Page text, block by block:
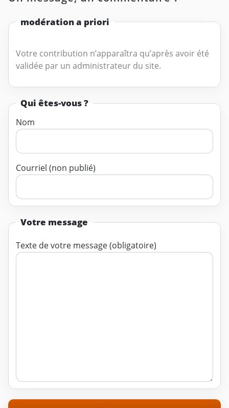
modération a priori
Votre contribution n’apparaîtra qu’après avoir été
validée par un administrateur du site.
Qui êtes-vous ?
Nom
Courriel (non publié)
Votre message
Texte de votre message (obligatoire)